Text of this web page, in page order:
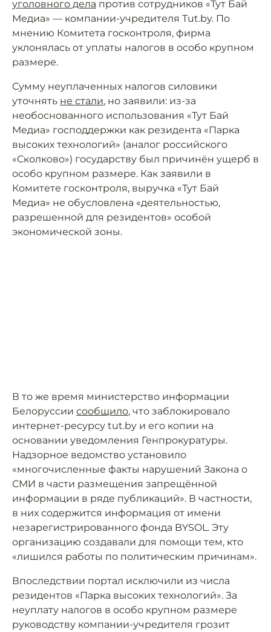
уголовного дела против сотрудников «Тут Бай
Медиа» — компании-учредителя Tut.by. По
мнению Комитета госконтроля, фирма
уклонялась от уплаты налогов в особо крупном
размере.
Сумму неуплаченных налогов силовики
уточнять не стали, но заявили: из-за
необоснованного использования «Тут Бай
Медиа» господдержки как резидента «Парка
высоких технологий» (аналог российского
«Сколково») государству был причинён ущерб в
особо крупном размере. Как заявили в
Комитете госконтроля, выручка «Тут Бай
Медиа» не обусловлена «деятельностью,
разрешенной для резидентов» особой
экономической зоны.
В то же время министерство информации
Белоруссии сообщило, что заблокировало
интернет-ресурсу tut.by и его копии на
основании уведомления Генпрокуратуры.
Надзорное ведомство установило
«многочисленные факты нарушений Закона о
СМИ в части размещения запрещённой
информации в ряде публикаций». В частности,
в них содержится информация от имени
незарегистрированного фонда BYSOL. Эту
организацию создавали для помощи тем, кто
«лишился работы по политическим причинам».
Впоследствии портал исключили из числа
резидентов «Парка высоких технологий». За
неуплату налогов в особо крупном размере
руководству компании-учредителя грозит